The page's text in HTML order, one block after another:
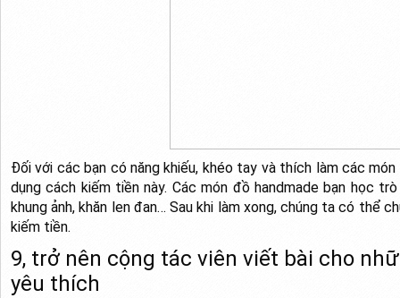
Đối với các bạn có năng khiếu, khéo tay và thích làm các
dụng cách kiếm tiền này. Các món đồ handmade bạn học
khung ảnh, khăn len đan… Sau khi làm xong, chúng ta có thể
kiếm tiền.
9, trở nên cộng tác viên viết bài cho
yêu thích